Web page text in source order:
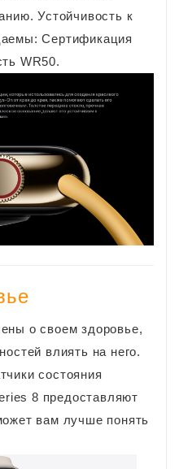
Устойчивость к
Сертификация
WR50.
о своем здоровье,
влиять на него.
состояния
8 предоставляют
вам лучше понять